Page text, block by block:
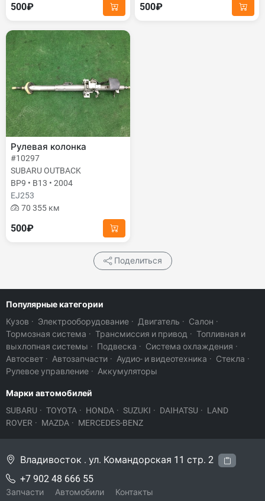
500₽ 500₽
Рулевая колонка
#10297
SUBARU OUTBACK
BP9 • B13 • 2004
EJ253
70 355 км
500₽
Поделиться
Популярные категории
Кузов · Электрооборудование · Двигатель · Салон ·
Тормозная система · Трансмиссия и привод · Топливная и
выхлопная системы · Подвеска · Система охлаждения ·
Автосвет · Автозапчасти · Аудио- и видеотехника · Стекла ·
Рулевое управление · Аккумуляторы
Марки автомобилей
SUBARU · TOYOTA · HONDA · SUZUKI · DAIHATSU · LAND
ROVER · MAZDA · MERCEDES-BENZ
Владивосток . ул. Командорская 11 стр. 2
+7 902 48 666 55
Запчасти Автомобили Контакты